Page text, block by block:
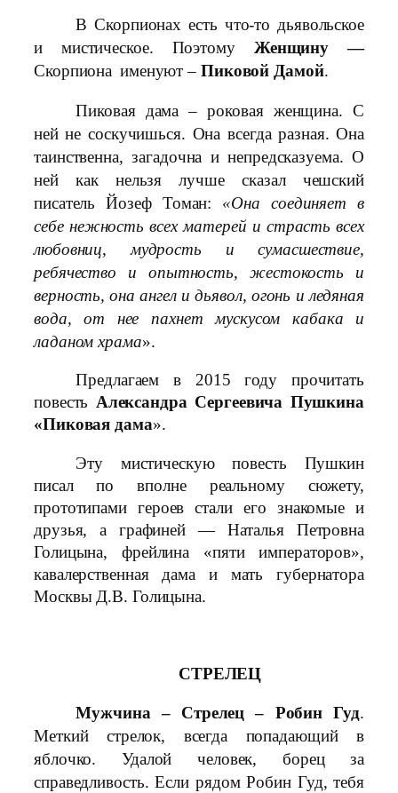
В Скорпионах есть что-то дьявольское
и мистическое. Поэтому Женщину —
Скорпиона именуют – Пиковой Дамой.
Пиковая дама – роковая женщина. С
ней не соскучишься. Она всегда разная. Она
таинственна, загадочна и непредсказуема. О
ней как нельзя лучше сказал чешский
писатель Йозеф Томан: «Она соединяет в
себе нежность всех матерей и страсть всех
любовниц, мудрость и сумасшествие,
ребячество и опытность, жестокость и
верность, она ангел и дьявол, огонь и ледяная
вода, от нее пахнет мускусом кабака и
ладаном храма».
Предлагаем в 2015 году прочитать
повесть Александра Сергеевича Пушкина
«Пиковая дама».
Эту мистическую повесть Пушкин
писал по вполне реальному сюжету,
прототипами героев стали его знакомые и
друзья, а графиней — Наталья Петровна
Голицына, фрейлина «пяти императоров»,
кавалерственная дама и мать губернатора
Москвы Д.В. Голицына.
СТРЕЛЕЦ
Мужчина – Стрелец – Робин Гуд.
Меткий стрелок, всегда попадающий в
яблочко. Удалой человек, борец за
справедливость. Если рядом Робин Гуд, тебя